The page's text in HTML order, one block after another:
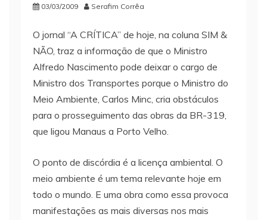
03/03/2009 Serafim Corrêa
O jornal “A CRÍTICA” de hoje, na coluna SIM &
NÃO, traz a informação de que o Ministro
Alfredo Nascimento pode deixar o cargo de
Ministro dos Transportes porque o Ministro do
Meio Ambiente, Carlos Minc, cria obstáculos
para o prosseguimento das obras da BR-319,
que ligou Manaus a Porto Velho.
O ponto de discórdia é a licença ambiental. O
meio ambiente é um tema relevante hoje em
todo o mundo. E uma obra como essa provoca
manifestações as mais diversas nos mais